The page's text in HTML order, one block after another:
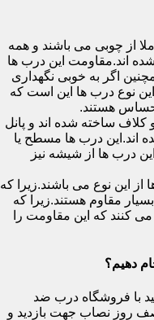
از چوبی می باشند و همه
اند.مقاومت این درب ها
اگر به خوبی نگهداری
نوع درب ها این است که
هستند.
کلاف ساخته شده اند و پانل
اند.این درب ها مسطح یا
درب ها از شیشه نیز
این نوع می باشند.زیرا که
مقاوم هستند.زیرا که
کنند که این مقاومت را
دهیم؟
با فروشگاه درب ضد
روز نصاب جهت بازدید و